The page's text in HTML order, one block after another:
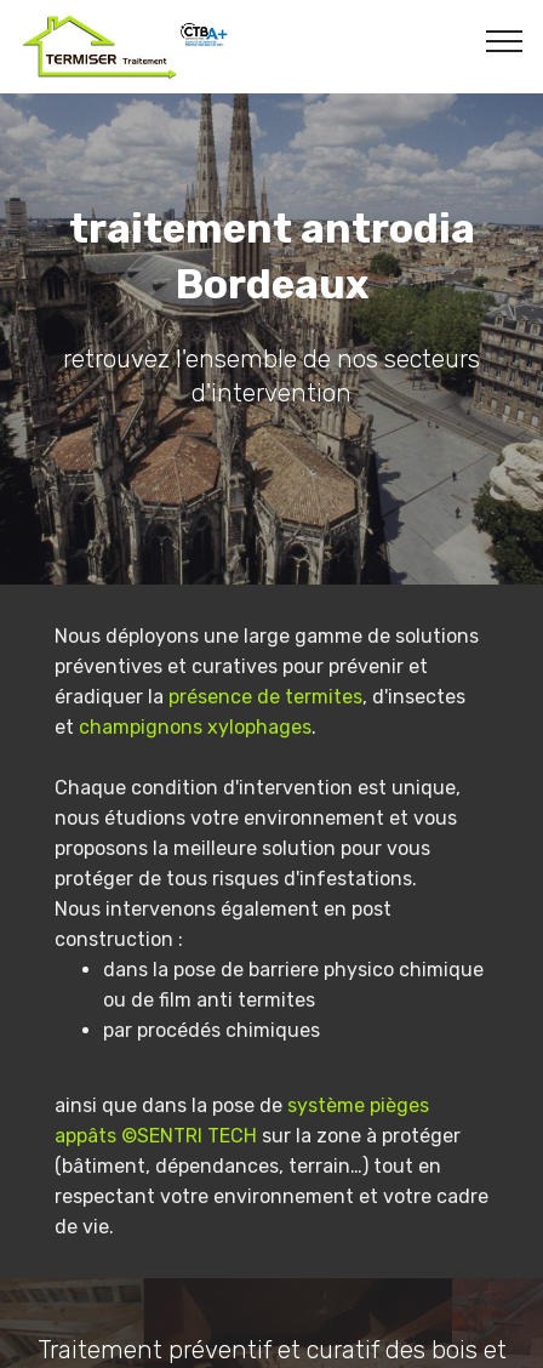
traitement antrodia
Bordeaux
retrouvez l'ensemble de nos secteurs
d'intervention
Nous déployons une large gamme de solutions
préventives et curatives pour prévenir et
éradiquer la présence de termites, d'insectes
et champignons xylophages.
Chaque condition d'intervention est unique,
nous étudions votre environnement et vous
proposons la meilleure solution pour vous
protéger de tous risques d'infestations.
Nous intervenons également en post
construction :
dans la pose de barriere physico chimique
ou de film anti termites
par procédés chimiques
ainsi que dans la pose de système pièges
appâts ©SENTRI TECH sur la zone à protéger
(bâtiment, dépendances, terrain…) tout en
respectant votre environnement et votre cadre
de vie.
Traitement préventif et curatif des bois et